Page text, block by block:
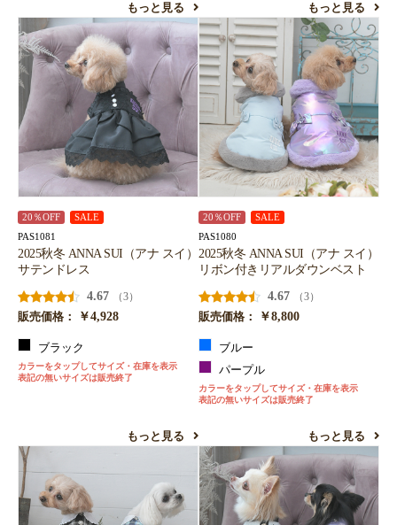
もっと見る もっと見る
20％OFF SALE
PAS1081
2025秋冬 ANNA SUI（アナ スイ）
サテンドレス
4.67
（3）
販売価格：
￥4,928
ブラック
カラーをタップしてサイズ・在庫を表示
表記の無いサイズは販売終了
もっと見る
20％OFF SALE
PAS1080
2025秋冬 ANNA SUI（アナ スイ）
リボン付きリアルダウンベスト
4.67
（3）
販売価格：
￥8,800
ブルー
パープル
カラーをタップしてサイズ・在庫を表示
表記の無いサイズは販売終了
もっと見る